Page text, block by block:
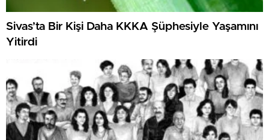
Sivas’ta Bir Kişi Daha KKKA Şüphesiyle Yaşamını
Yitirdi